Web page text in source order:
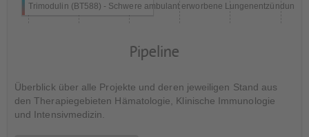
Trimodulin (BT588) - Schwere ambulant erworbene Lungenentzündung
Pipeline
Überblick über alle Projekte und deren jeweiligen Stand aus
den Therapiegebieten Hämatologie, Klinische Immunologie
und Intensivmedizin.